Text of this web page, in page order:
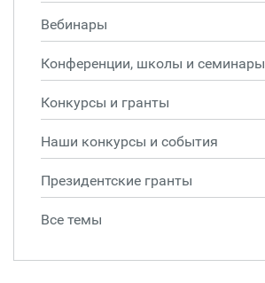
Вебинары
Конференции, школы и семинары
Конкурсы и гранты
Наши конкурсы и события
Президентские гранты
Все темы